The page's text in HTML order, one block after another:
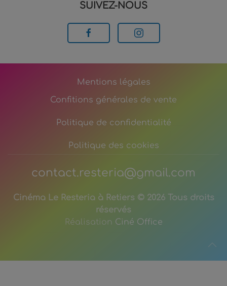
SUIVEZ-NOUS
Mentions légales
Confitions générales de vente
Politique de confidentialité
Politique des cookies
contact.resteria@gmail.com
Cinéma Le Resteria à Retiers © 2026 Tous droits
réservés
Réalisation Ciné Office